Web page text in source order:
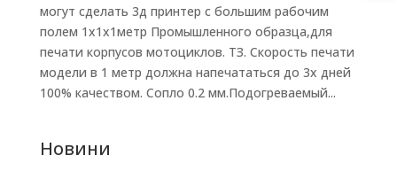
могут сделать 3д принтер с большим рабочим
полем 1х1х1метр Промышленного образца,для
печати корпусов мотоциклов. ТЗ. Скорость печати
модели в 1 метр должна напечататься до 3х дней
100% качеством. Сопло 0.2 мм.Подогреваемый...
Новини